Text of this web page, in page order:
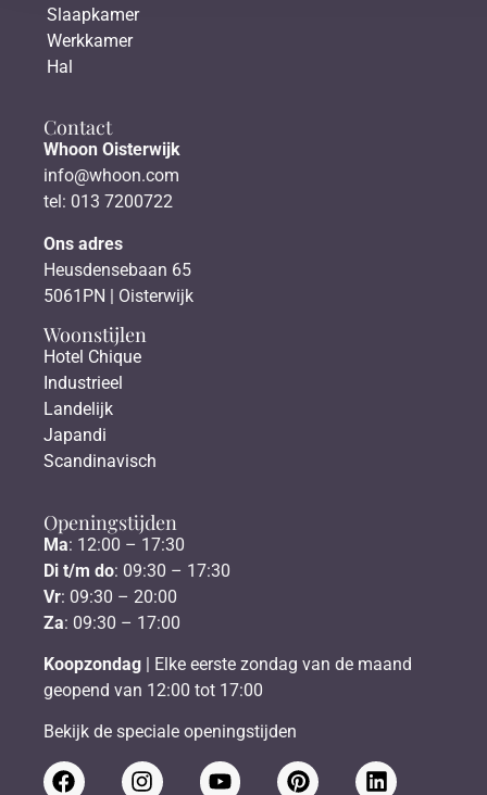
Slaapkamer
Werkkamer
Hal
Contact
Whoon Oisterwijk
info@whoon.com
tel: 013 7200722
Ons adres
Heusdensebaan 65
5061PN | Oisterwijk
Woonstijlen
Hotel Chique
Industrieel
Landelijk
Japandi
Scandinavisch
Openingstijden
Ma: 12:00 – 17:30
Di t/m do: 09:30 – 17:30
Vr: 09:30 – 20:00
Za: 09:30 – 17:00
Koopzondag | Elke eerste zondag van de maand
geopend van 12:00 tot 17:00
Bekijk de speciale openingstijden